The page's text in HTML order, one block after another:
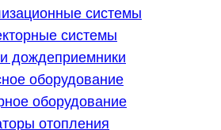
системы
системы
дождеприемники
оборудование
оборудование
отопления